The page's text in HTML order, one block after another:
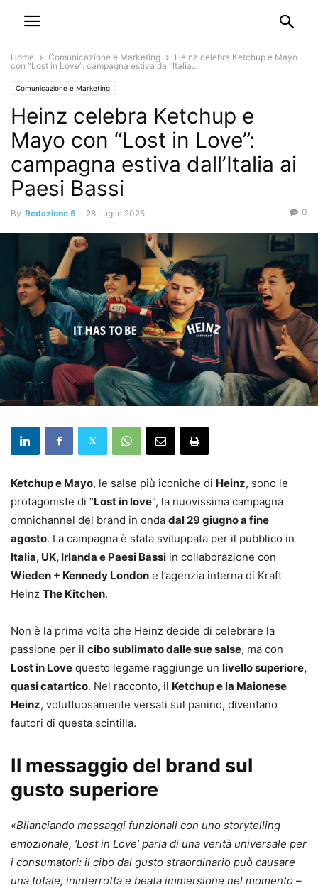
Home Comunicazione e Marketing
Heinz celebra Ketchup e Mayo
con “Lost in Love”: campagna estiva dall’Italia...
Comunicazione e Marketing
Heinz celebra Ketchup e
Mayo con “Lost in Love”:
campagna estiva dall’Italia ai
Paesi Bassi
By Redazione 5 - 28 Luglio 2025 0
Ketchup e Mayo, le salse più iconiche di Heinz, sono le
protagoniste di “Lost in love“, la nuovissima campagna
omnichannel del brand in onda dal 29 giugno a fine
agosto. La campagna è stata sviluppata per il pubblico in
Italia, UK, Irlanda e Paesi Bassi in collaborazione con
Wieden + Kennedy London e l’agenzia interna di Kraft
Heinz The Kitchen.
Non è la prima volta che Heinz decide di celebrare la
passione per il cibo sublimato dalle sue salse, ma con
Lost in Love questo legame raggiunge un livello superiore,
quasi catartico. Nel racconto, il Ketchup e la Maionese
Heinz, voluttuosamente versati sul panino, diventano
fautori di questa scintilla.
Il messaggio del brand sul
gusto superiore
«Bilanciando messaggi funzionali con uno storytelling
emozionale, ‘Lost in Love’ parla di una verità universale per
i consumatori: il cibo dal gusto straordinario può causare
una totale, ininterrotta e beata immersione nel momento –